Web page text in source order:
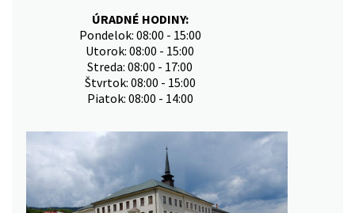
ÚRADNÉ HODINY:
Pondelok: 08:00 - 15:00
Utorok: 08:00 - 15:00
Streda: 08:00 - 17:00
Štvrtok: 08:00 - 15:00
Piatok: 08:00 - 14:00